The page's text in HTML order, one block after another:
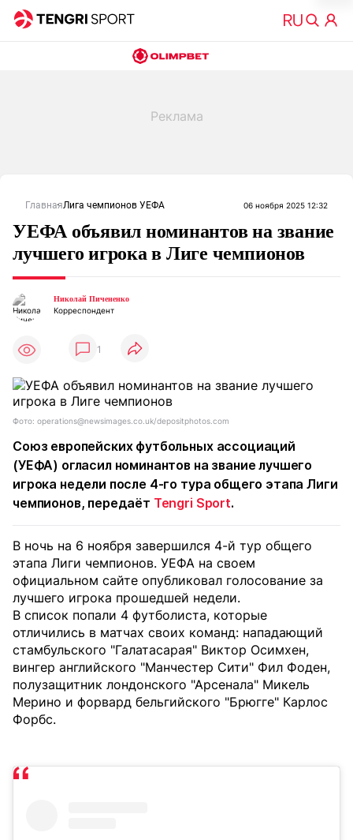
ГлавнаяЛига чемпионов УЕФА 06 ноября 2025 12:32
УЕФА объявил номинантов на звание
лучшего игрока в Лиге чемпионов
Николай Пичененко
Корреспондент
1
Фото: operations@newsimages.co.uk/depositphotos.com
Союз европейских футбольных ассоциаций
(УЕФА) огласил номинантов на звание лучшего
игрока недели после 4-го тура общего этапа Лиги
чемпионов, передаёт Tengri Sport.
В ночь на 6 ноября завершился 4-й тур общего
этапа Лиги чемпионов. УЕФА на своем
официальном сайте опубликовал голосование за
лучшего игрока прошедшей недели.
В список попали 4 футболиста, которые
отличились в матчах своих команд: нападающий
стамбульского "Галатасарая" Виктор Осимхен,
вингер английского "Манчестер Сити" Фил Фоден,
полузащитник лондонского "Арсенала" Микель
Мерино и форвард бельгийского "Брюгге" Карлос
Форбс.